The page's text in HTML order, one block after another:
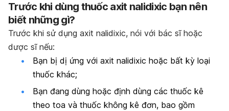
Trước khi dùng thuốc axit nalidixic bạn nên
biết những gì?
Trước khi sử dụng axit nalidixic, nói với bác sĩ hoặc
dược sĩ nếu:
Bạn bị dị ứng với axit nalidixic hoặc bất kỳ loại
thuốc khác;
Bạn đang dùng hoặc định dùng các thuốc kê
theo toa và thuốc không kê đơn, bao gồm